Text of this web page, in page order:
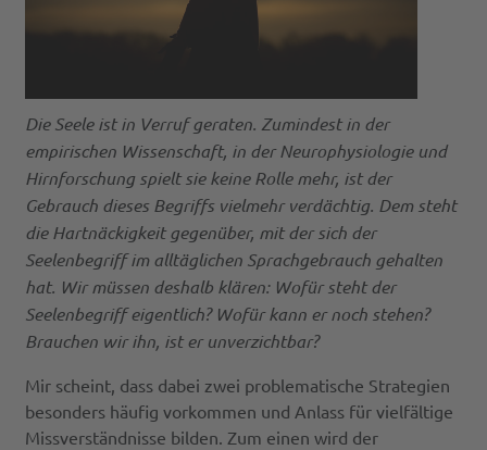
Die Seele ist in Verruf geraten. Zumindest in der
empirischen Wissenschaft, in der Neurophysiologie und
Hirnforschung spielt sie keine Rolle mehr, ist der
Gebrauch dieses Begriffs vielmehr verdächtig. Dem steht
die Hartnäckigkeit gegenüber, mit der sich der
Seelenbegriff im alltäglichen Sprachgebrauch gehalten
hat. Wir müssen deshalb klären: Wofür steht der
Seelenbegriff eigentlich? Wofür kann er noch stehen?
Brauchen wir ihn, ist er unverzichtbar?
Mir scheint, dass dabei zwei problematische Strategien
besonders häufig vorkommen und Anlass für vielfältige
Missverständnisse bilden. Zum einen wird der